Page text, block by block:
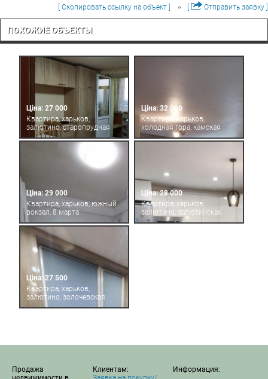
[ Скопировать ссылку на объект ] Отправить заявку ]
ПОХОЖИЕ ОБЪЕКТЫ
Ціна: 27 000
Квартира, харьков,
залютино, старопрудная
Ціна: 32 000
Квартира, харьков,
холодная гора, камская
Ціна: 29 000
Квартира, харьков, южный
вокзал, 8 марта
Ціна: 28 000
Квартира, харьков,
залютино, залютинская
Ціна: 27 500
Квартира, харьков,
залютино, золочевская
Продажа
Клиентам:
Информация: